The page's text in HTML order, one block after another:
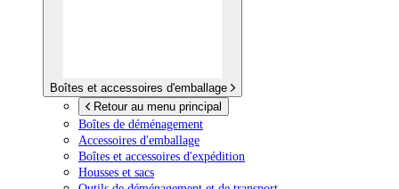
Boîtes et accessoires d'emballage
Retour au menu principal
Boîtes de déménagement
Accessoires d'emballage
Boîtes et accessoires d'expédition
Housses et sacs